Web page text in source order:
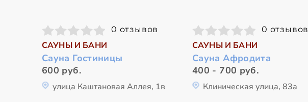
0 отзывов
САУНЫ И БАНИ
Сауна Гостиницы
600 руб.
улица Каштановая Аллея, 1в
0 отзывов
САУНЫ И БАНИ
Сауна Афродита
400 - 700 руб.
Клиническая улица, 83а